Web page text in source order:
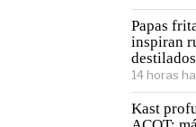
Papas
inspiran
destilados
14 horas
Kast